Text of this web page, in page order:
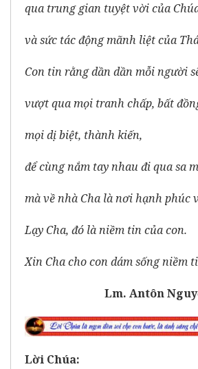
qua trung gian tuyệt vời của
và sức tác động mãnh liệt của
Con tin rằng dần dần mỗi người
vượt qua mọi tranh chấp, bất
mọi dị biệt, thành kiến,
để cùng nắm tay nhau đi qua sa
mà về nhà Cha là nơi hạnh phúc
Lạy Cha, đó là niềm tin của con.
Xin Cha cho con dám sống niềm
Lm. Antôn
Lời Chúa: